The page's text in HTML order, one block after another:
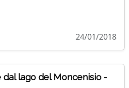
24/01/2018
dal lago del Moncenisio -